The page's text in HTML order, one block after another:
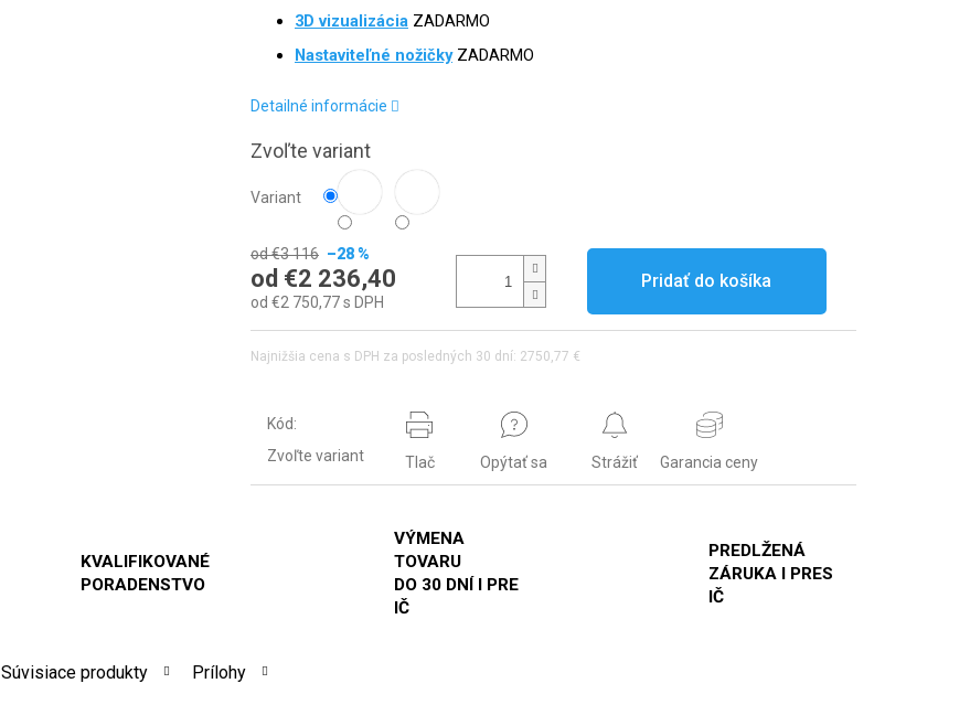
3D vizualizácia ZADARMO
Nastaviteľné nožičkyZADARMO
Detailné informácie
Zvoľte variant
Variant
od €3 116 –28 %
od €2 236,40
od €2 750,77s DPH
Pridať do košíka
Najnižšia cena s DPH za posledných 30 dní: 2750,77 €
Kód:
Zvoľte variant
Tlač Opýtať sa Strážiť Garancia ceny
KVALIFIKOVANÉ
PORADENSTVO
VÝMENA
TOVARU
DO 30 DNÍ I PRE
IČ
PREDLŽENÁ
ZÁRUKA I PRES
IČ
Súvisiace produkty Prílohy